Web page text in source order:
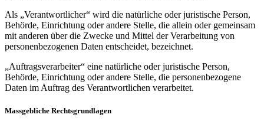
Als „Verantwortlicher“ wird die natürliche oder juristische Person,
Behörde, Einrichtung oder andere Stelle, die allein oder gemeinsam
mit anderen über die Zwecke und Mittel der Verarbeitung von
personenbezogenen Daten entscheidet, bezeichnet.
„Auftragsverarbeiter“ eine natürliche oder juristische Person,
Behörde, Einrichtung oder andere Stelle, die personenbezogene
Daten im Auftrag des Verantwortlichen verarbeitet.
Massgebliche Rechtsgrundlagen